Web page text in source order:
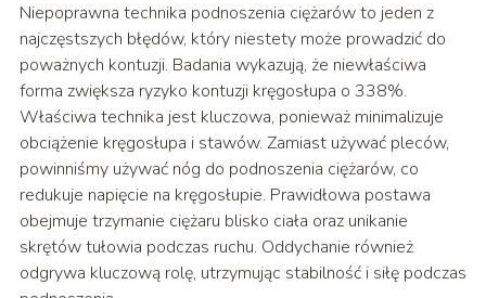
Niepoprawna technika podnoszenia ciężarów to jeden z
najczęstszych błędów, który niestety może prowadzić do
poważnych kontuzji. Badania wykazują, że niewłaściwa
forma zwiększa ryzyko kontuzji kręgosłupa o 338%.
Właściwa technika jest kluczowa, ponieważ minimalizuje
obciążenie kręgosłupa i stawów. Zamiast używać pleców,
powinniśmy używać nóg do podnoszenia ciężarów, co
redukuje napięcie na kręgosłupie. Prawidłowa postawa
obejmuje trzymanie ciężaru blisko ciała oraz unikanie
skrętów tułowia podczas ruchu. Oddychanie również
odgrywa kluczową rolę, utrzymując stabilność i siłę podczas